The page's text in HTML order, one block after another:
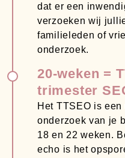
dat er een
verzoeken wij
familieleden of
onderzoek.
20-weken =
trimester
Het TTSEO is
onderzoek van je
18 en 22 weken.
echo is het